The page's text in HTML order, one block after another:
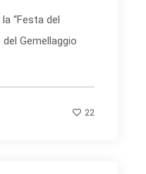
“Festa del
del Gemellaggio
22